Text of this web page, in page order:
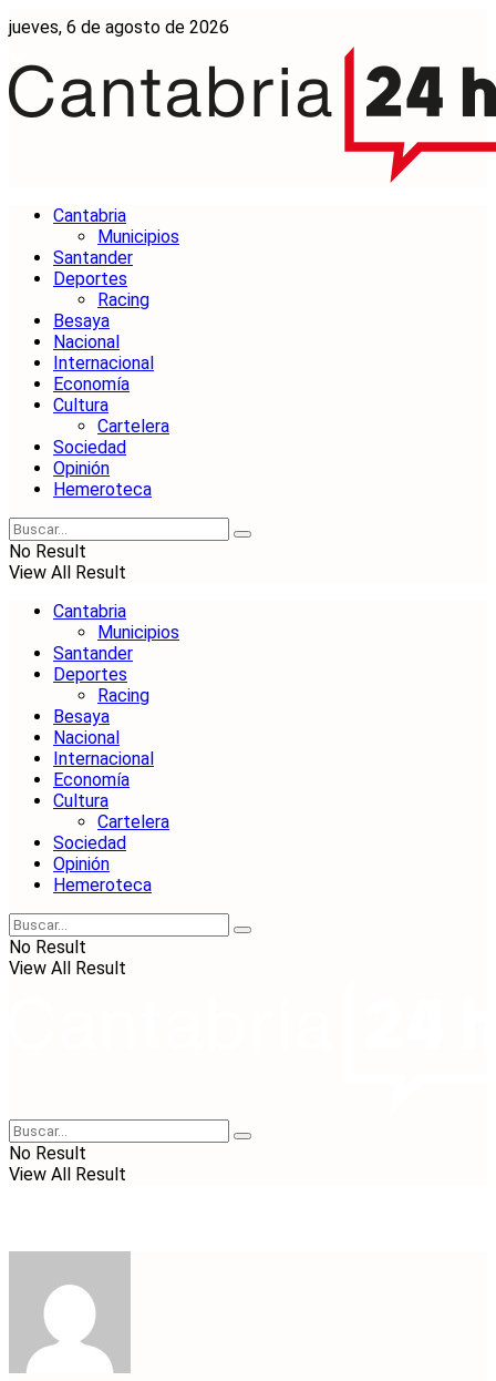
jueves, 6 de agosto de 2026
Cantabria
Municipios
Santander
Deportes
Racing
Besaya
Nacional
Internacional
Economía
Cultura
Cartelera
Sociedad
Opinión
Hemeroteca
No Result
View All Result
Cantabria
Municipios
Santander
Deportes
Racing
Besaya
Nacional
Internacional
Economía
Cultura
Cartelera
Sociedad
Opinión
Hemeroteca
No Result
View All Result
No Result
View All Result